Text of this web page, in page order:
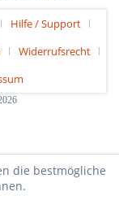
Hilfe / Support
Widerrufsrecht
die bestmögliche